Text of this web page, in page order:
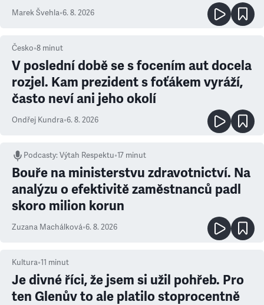
Marek Švehla•6. 8. 2026
Česko•8 minut
V poslední době se s focením aut docela
rozjel. Kam prezident s foťákem vyráží,
často neví ani jeho okolí
Ondřej Kundra•6. 8. 2026
Podcasty:Výtah Respektu•17 minut
Bouře na ministerstvu zdravotnictví. Na
analýzu o efektivitě zaměstnanců padl
skoro milion korun
Zuzana Machálková•6. 8. 2026
Kultura•11 minut
Je divné říci, že jsem si užil pohřeb. Pro
ten Glenův to ale platilo stoprocentně